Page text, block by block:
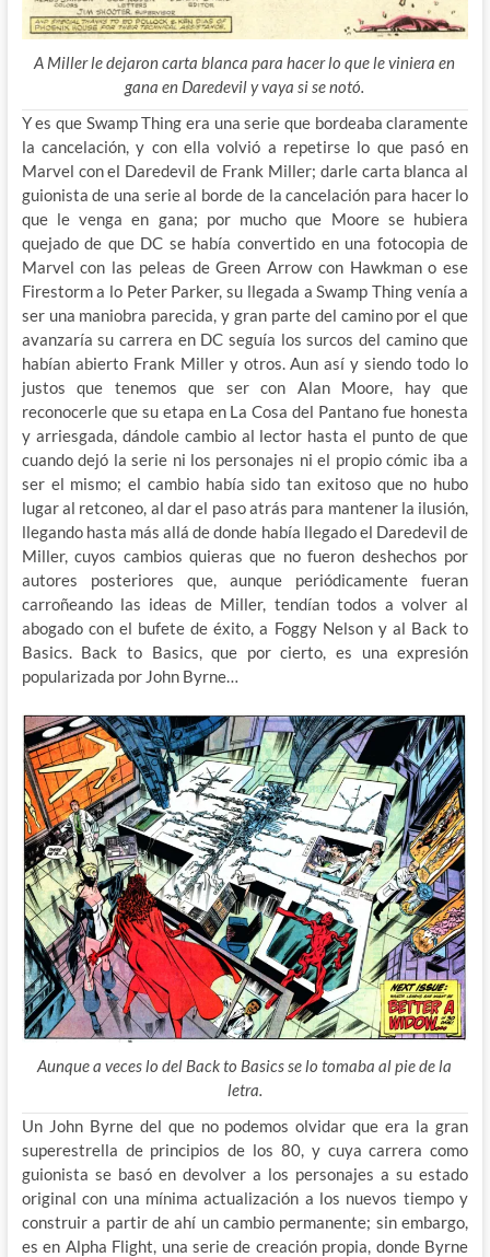
A Miller le dejaron carta blanca para hacer lo que le viniera en
gana en Daredevil y vaya si se notó.
Y es que Swamp Thing era una serie que bordeaba claramente
la cancelación, y con ella volvió a repetirse lo que pasó en
Marvel con el Daredevil de Frank Miller; darle carta blanca al
guionista de una serie al borde de la cancelación para hacer lo
que le venga en gana; por mucho que Moore se hubiera
quejado de que DC se había convertido en una fotocopia de
Marvel con las peleas de Green Arrow con Hawkman o ese
Firestorm a lo Peter Parker, su llegada a Swamp Thing venía a
ser una maniobra parecida, y gran parte del camino por el que
avanzaría su carrera en DC seguía los surcos del camino que
habían abierto Frank Miller y otros. Aun así y siendo todo lo
justos que tenemos que ser con Alan Moore, hay que
reconocerle que su etapa en La Cosa del Pantano fue honesta
y arriesgada, dándole cambio al lector hasta el punto de que
cuando dejó la serie ni los personajes ni el propio cómic iba a
ser el mismo; el cambio había sido tan exitoso que no hubo
lugar al retconeo, al dar el paso atrás para mantener la ilusión,
llegando hasta más allá de donde había llegado el Daredevil de
Miller, cuyos cambios quieras que no fueron deshechos por
autores posteriores que, aunque periódicamente fueran
carroñeando las ideas de Miller, tendían todos a volver al
abogado con el bufete de éxito, a Foggy Nelson y al Back to
Basics. Back to Basics, que por cierto, es una expresión
popularizada por John Byrne…
Aunque a veces lo del Back to Basics se lo tomaba al pie de la
letra.
Un John Byrne del que no podemos olvidar que era la gran
superestrella de principios de los 80, y cuya carrera como
guionista se basó en devolver a los personajes a su estado
original con una mínima actualización a los nuevos tiempo y
construir a partir de ahí un cambio permanente; sin embargo,
es en Alpha Flight, una serie de creación propia, donde Byrne